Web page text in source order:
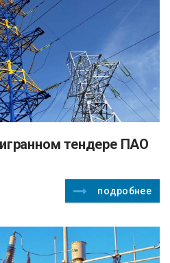
тендере ПАО
подробнее